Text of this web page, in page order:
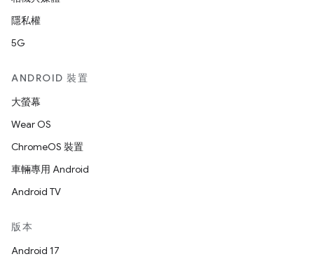
隱私權
5G
ANDROID 裝置
大螢幕
Wear OS
ChromeOS 裝置
車輛專用 Android
Android TV
版本
Android 17